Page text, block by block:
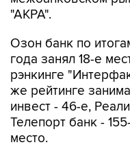
"АКРА".
Озон банк по
года занял 18-е
рэнкинге
же рейтинге
инвест - 46-е,
Телепорт банк -
место.